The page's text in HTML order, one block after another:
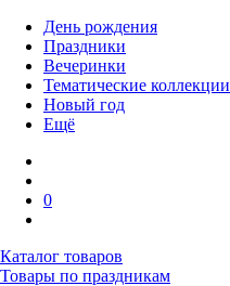
День рождения
Праздники
Вечеринки
Тематические коллекции
Новый год
Ещё
0
Каталог товаров
Товары по праздникам